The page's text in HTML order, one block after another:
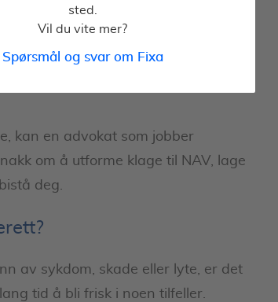
som dagpenger,
og kontantstøtte.
søknader av ulik sort i hele
kan en advokat som jobber
om å utforme klage til NAV, lage
deg.
av sykdom, skade eller lyte, er det
tid å bli frisk i noen tilfeller.
sted.
Vil du vite mer?
Spørsmål og svar om Fixa